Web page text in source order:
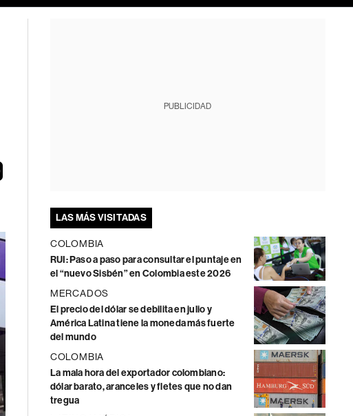
PUBLICIDAD
LAS MÁS VISITADAS
COLOMBIA
RUI: Paso a paso para consultar el puntaje en
el “nuevo Sisbén” en Colombia este 2026
MERCADOS
El precio del dólar se debilita en julio y
América Latina tiene la moneda más fuerte
del mundo
COLOMBIA
La mala hora del exportador colombiano:
dólar barato, aranceles y fletes que no dan
tregua